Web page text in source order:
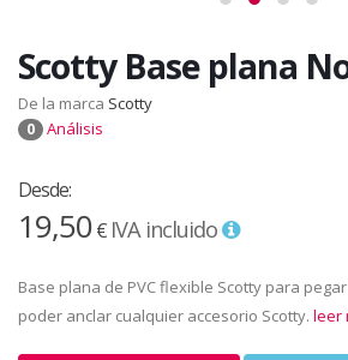
Scotty Base plana
De la marca Scotty
0 Análisis
Desde:
19,50€ IVA incluido
Base plana de PVC flexible Scotty para
poder anclar cualquier accesorio Scotty. leer